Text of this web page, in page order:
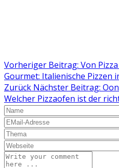
Vorheriger Beitrag: Von
Gourmet: Italienische Pizzen
Zurück Nächster Beitrag:
Welcher Pizzaofen ist der